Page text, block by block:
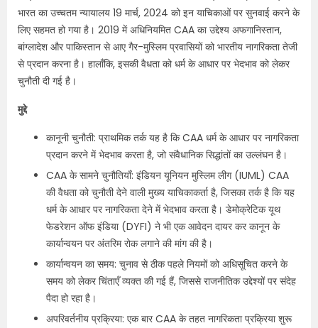
भारत का उच्चतम न्यायालय 19 मार्च, 2024 को इन याचिकाओं पर सुनवाई करने के
लिए सहमत हो गया है। 2019 में अधिनियमित CAA का उद्देश्य अफगानिस्तान,
बांग्लादेश और पाकिस्तान से आए गैर-मुस्लिम प्रवासियों को भारतीय नागरिकता तेजी
से प्रदान करना है। हालाँकि, इसकी वैधता को धर्म के आधार पर भेदभाव को लेकर
चुनौती दी गई है।
मुद्दे
कानूनी चुनौती: प्राथमिक तर्क यह है कि CAA धर्म के आधार पर नागरिकता
प्रदान करने में भेदभाव करता है, जो संवैधानिक सिद्धांतों का उल्लंघन है।
CAA के सामने चुनौतियाँ: इंडियन यूनियन मुस्लिम लीग (IUML) CAA
की वैधता को चुनौती देने वाली मुख्य याचिकाकर्ता है, जिसका तर्क है कि यह
धर्म के आधार पर नागरिकता देने में भेदभाव करता है। डेमोक्रेटिक यूथ
फेडरेशन ऑफ इंडिया (DYFI) ने भी एक आवेदन दायर कर कानून के
कार्यान्वयन पर अंतरिम रोक लगाने की मांग की है।
कार्यान्वयन का समय: चुनाव से ठीक पहले नियमों को अधिसूचित करने के
समय को लेकर चिंताएँ व्यक्त की गई हैं, जिससे राजनीतिक उद्देश्यों पर संदेह
पैदा हो रहा है।
अपरिवर्तनीय प्रक्रिया: एक बार CAA के तहत नागरिकता प्रक्रिया शुरू